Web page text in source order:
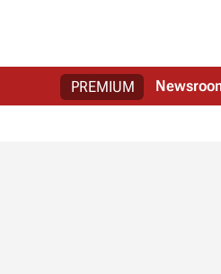
PREMIUM